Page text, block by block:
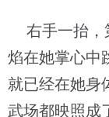
右手一抬，
焰在她掌心中
就已经在她身
武场都映照成